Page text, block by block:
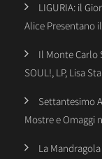
LIGURIA: il
Alice Presentano
Il Monte Carlo
SOUL!, LP, Lisa
Settantesimo
Mostre e Omaggi
La